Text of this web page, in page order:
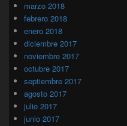
marzo 2018
febrero 2018
enero 2018
diciembre 2017
noviembre 2017
octubre 2017
septiembre 2017
agosto 2017
julio 2017
junio 2017